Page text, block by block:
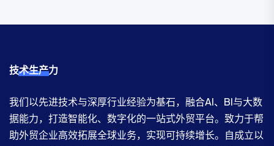
技术生产力
我们以先进技术与深厚行业经验为基石，融合AI、BI与大数
据能力，打造智能化、数字化的一站式外贸平台。致力于帮
助外贸企业高效拓展全球业务，实现可持续增长。自成立以